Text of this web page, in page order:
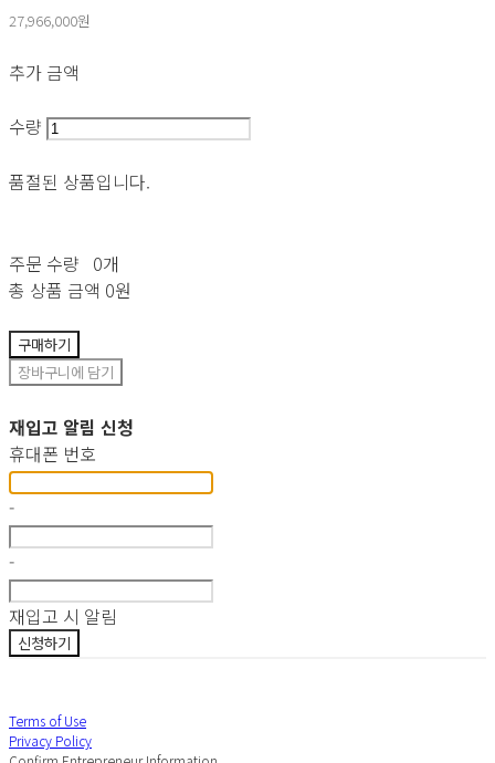
27,966,000원
추가 금액
수량
품절된 상품입니다.
주문 수량 0개
총 상품 금액 0원
구매하기
장바구니에 담기
재입고 알림 신청
휴대폰 번호
-
-
재입고 시 알림
신청하기
Terms of Use
Privacy Policy